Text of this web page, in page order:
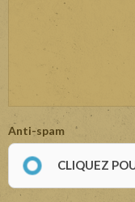
Anti-spam
CLIQUEZ